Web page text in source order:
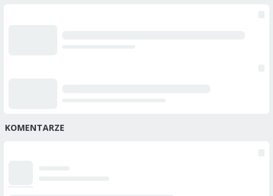
KOMENTARZE